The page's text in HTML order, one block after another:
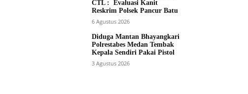
CTL : Evaluasi Kanit
Reskrim Polsek Pancur Batu
6 Agustus 2026
Diduga Mantan Bhayangkari
Polrestabes Medan Tembak
Kepala Sendiri Pakai Pistol
3 Agustus 2026